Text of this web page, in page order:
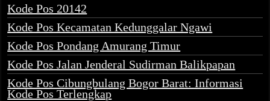
Kode Pos 20142
Kode Pos Kecamatan Kedunggalar Ngawi
Kode Pos Pondang Amurang Timur
Kode Pos Jalan Jenderal Sudirman Balikpapan
Kode Pos Cibungbulang Bogor Barat: Informasi
Kode Pos Terlengkap